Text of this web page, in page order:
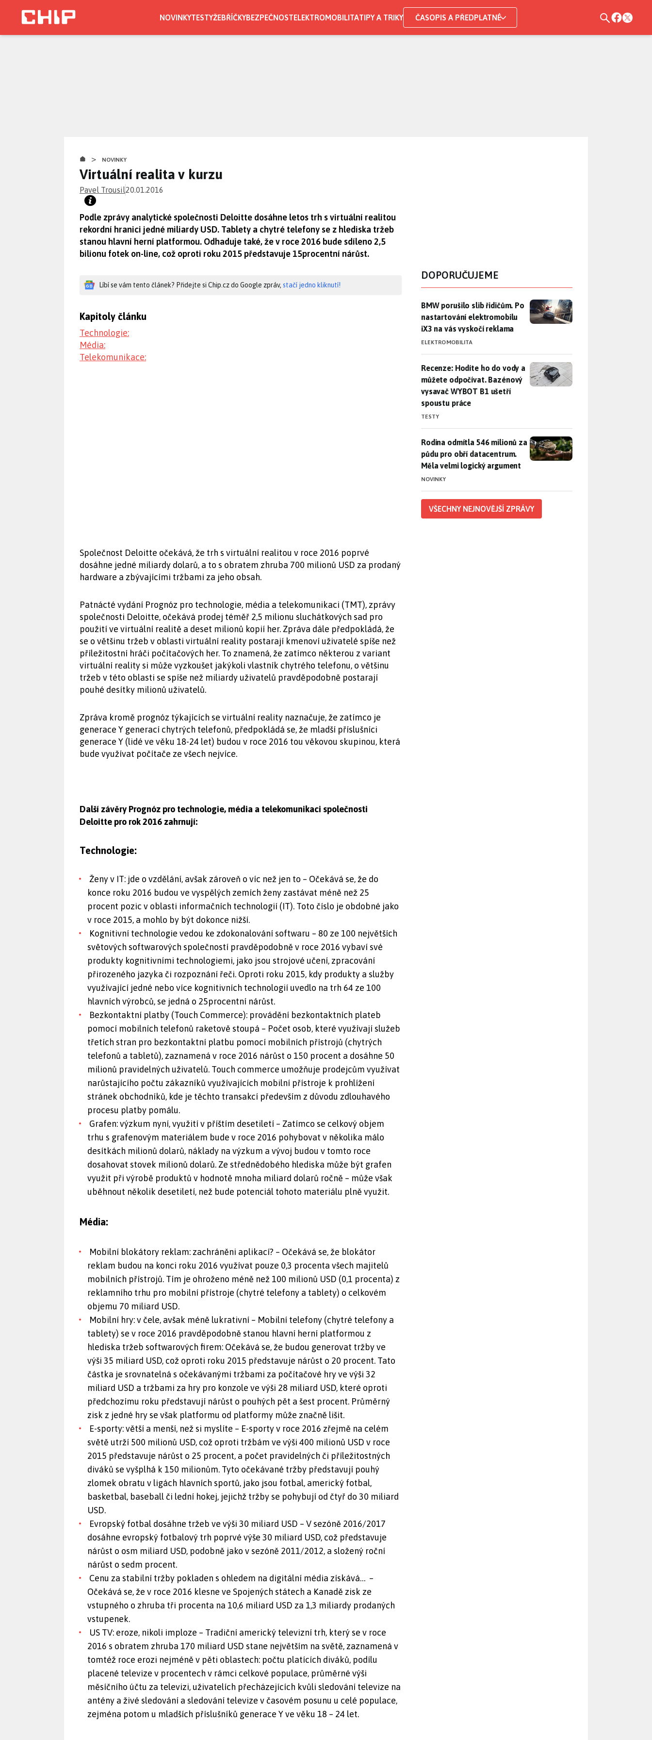
NOVINKYTESTYŽEBŘÍČKYBEZPEČNOSTELEKTROMOBILITATIPY A TRIKY ČASOPIS A PŘEDPLATNÉ
> NOVINKY
Virtuální realita v kurzu
Pavel Trousil20.01.2016
Podle zprávy analytické společnosti Deloitte dosáhne letos trh s virtuální realitou
rekordní hranici jedné miliardy USD. Tablety a chytré telefony se z hlediska tržeb
stanou hlavní herní platformou. Odhaduje také, že v roce 2016 bude sdíleno 2,5
bilionu fotek on-line, což oproti roku 2015 představuje 15procentní nárůst.
Líbí se vám tento článek? Přidejte si Chip.cz do Google zpráv, stačí jedno kliknutí!
Kapitoly článku
Technologie:
Média:
Telekomunikace:
Společnost Deloitte očekává, že trh s virtuální realitou v roce 2016 poprvé
dosáhne jedné miliardy dolarů, a to s obratem zhruba 700 milionů USD za prodaný
hardware a zbývajícími tržbami za jeho obsah.
Patnácté vydání Prognóz pro technologie, média a telekomunikaci (TMT), zprávy
společnosti Deloitte, očekává prodej téměř 2,5 milionu sluchátkových sad pro
použití ve virtuální realitě a deset milionů kopií her. Zpráva dále předpokládá, že
se o většinu tržeb v oblasti virtuální reality postarají kmenoví uživatelé spíše než
příležitostní hráči počítačových her. To znamená, že zatímco některou z variant
virtuální reality si může vyzkoušet jakýkoli vlastník chytrého telefonu, o většinu
tržeb v této oblasti se spíše než miliardy uživatelů pravděpodobně postarají
pouhé desítky milionů uživatelů.
Zpráva kromě prognóz týkajících se virtuální reality naznačuje, že zatímco je
generace Y generací chytrých telefonů, předpokládá se, že mladší příslušníci
generace Y (lidé ve věku 18-24 let) budou v roce 2016 tou věkovou skupinou, která
bude využívat počítače ze všech nejvíce.
Další závěry Prognóz pro technologie, média a telekomunikaci společnosti
Deloitte pro rok 2016 zahrnují:
Technologie:
Ženy v IT: jde o vzdělání, avšak zároveň o víc než jen to – Očekává se, že do
konce roku 2016 budou ve vyspělých zemích ženy zastávat méně než 25
procent pozic v oblasti informačních technologií (IT). Toto číslo je obdobné jako
v roce 2015, a mohlo by být dokonce nižší.
Kognitivní technologie vedou ke zdokonalování softwaru – 80 ze 100 největších
světových softwarových společností pravděpodobně v roce 2016 vybaví své
produkty kognitivními technologiemi, jako jsou strojové učení, zpracování
přirozeného jazyka či rozpoznání řeči. Oproti roku 2015, kdy produkty a služby
využívající jedné nebo více kognitivních technologií uvedlo na trh 64 ze 100
hlavních výrobců, se jedná o 25procentní nárůst.
Bezkontaktní platby (Touch Commerce): provádění bezkontaktních plateb
pomocí mobilních telefonů raketově stoupá – Počet osob, které využívají služeb
třetích stran pro bezkontaktní platbu pomocí mobilních přístrojů (chytrých
telefonů a tabletů), zaznamená v roce 2016 nárůst o 150 procent a dosáhne 50
milionů pravidelných uživatelů. Touch commerce umožňuje prodejcům využívat
narůstajícího počtu zákazníků využívajících mobilní přístroje k prohlížení
stránek obchodníků, kde je těchto transakcí především z důvodu zdlouhavého
procesu platby pomálu.
Grafen: výzkum nyní, využití v příštím desetiletí – Zatímco se celkový objem
trhu s grafenovým materiálem bude v roce 2016 pohybovat v několika málo
desítkách milionů dolarů, náklady na výzkum a vývoj budou v tomto roce
dosahovat stovek milionů dolarů. Ze střednědobého hlediska může být grafen
využit při výrobě produktů v hodnotě mnoha miliard dolarů ročně – může však
uběhnout několik desetiletí, než bude potenciál tohoto materiálu plně využit.
Média:
Mobilní blokátory reklam: zachráněni aplikací? – Očekává se, že blokátor
reklam budou na konci roku 2016 využívat pouze 0,3 procenta všech majitelů
mobilních přístrojů. Tím je ohroženo méně než 100 milionů USD (0,1 procenta) z
reklamního trhu pro mobilní přístroje (chytré telefony a tablety) o celkovém
objemu 70 miliard USD.
Mobilní hry: v čele, avšak méně lukrativní – Mobilní telefony (chytré telefony a
tablety) se v roce 2016 pravděpodobně stanou hlavní herní platformou z
hlediska tržeb softwarových firem: Očekává se, že budou generovat tržby ve
výši 35 miliard USD, což oproti roku 2015 představuje nárůst o 20 procent. Tato
částka je srovnatelná s očekávanými tržbami za počítačové hry ve výši 32
miliard USD a tržbami za hry pro konzole ve výši 28 miliard USD, které oproti
předchozímu roku představují nárůst o pouhých pět a šest procent. Průměrný
zisk z jedné hry se však platformu od platformy může značně lišit.
E-sporty: větší a menší, než si myslíte – E-sporty v roce 2016 zřejmě na celém
světě utrží 500 milionů USD, což oproti tržbám ve výši 400 milionů USD v roce
2015 představuje nárůst o 25 procent, a počet pravidelných či příležitostných
diváků se vyšplhá k 150 milionům. Tyto očekávané tržby představují pouhý
zlomek obratu v ligách hlavních sportů, jako jsou fotbal, americký fotbal,
basketbal, baseball či lední hokej, jejichž tržby se pohybují od čtyř do 30 miliard
USD.
Evropský fotbal dosáhne tržeb ve výši 30 miliard USD – V sezóně 2016/2017
dosáhne evropský fotbalový trh poprvé výše 30 miliard USD, což představuje
nárůst o osm miliard USD, podobně jako v sezóně 2011/2012, a složený roční
nárůst o sedm procent.
Cenu za stabilní tržby pokladen s ohledem na digitální média získává… –
Očekává se, že v roce 2016 klesne ve Spojených státech a Kanadě zisk ze
vstupného o zhruba tři procenta na 10,6 miliard USD za 1,3 miliardy prodaných
vstupenek.
US TV: eroze, nikoli imploze – Tradiční americký televizní trh, který se v roce
2016 s obratem zhruba 170 miliard USD stane největším na světě, zaznamená v
tomtéž roce erozi nejméně v pěti oblastech: počtu platících diváků, podílu
placené televize v procentech v rámci celkové populace, průměrné výši
měsíčního účtu za televizi, uživatelích přecházejících kvůli sledování televize na
antény a živé sledování a sledování televize v časovém posunu u celé populace,
zejména potom u mladších příslušníků generace Y ve věku 18 – 24 let.
DOPORUČUJEME
BMW porušilo slib řidičům. Po nastartování elektromobilu iX3 na
BMW porušilo slib řidičům. Po
nastartování elektromobilu
iX3 na vás vyskočí reklama
ELEKTROMOBILITA
Recenze: Hodíte ho do vody a můžete odpočívat. Bazénový
Recenze: Hodíte ho do vody a
můžete odpočívat. Bazénový
vysavač WYBOT B1 ušetří
spoustu práce
TESTY
Rodina odmítla 546 milionů za půdu pro obří datacentrum. Měla
Rodina odmítla 546 milionů za
půdu pro obří datacentrum.
Měla velmi logický argument
NOVINKY
VŠECHNY NEJNOVĚJŠÍ ZPRÁVY